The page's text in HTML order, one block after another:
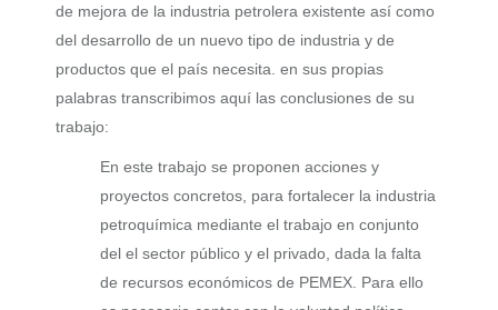
de mejora de la industria petrolera existente así como
del desarrollo de un nuevo tipo de industria y de
productos que el país necesita. en sus propias
palabras transcribimos aquí las conclusiones de su
trabajo:
En este trabajo se proponen acciones y
proyectos concretos, para fortalecer la industria
petroquímica mediante el trabajo en conjunto
del el sector público y el privado, dada la falta
de recursos económicos de PEMEX. Para ello